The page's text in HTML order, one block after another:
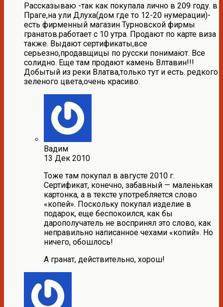
Рассказываю -так как покупала лично в 209 году. в
Праге,на ули Длуха(дом где то 12-20 нумерации)-
есть фирменный магазин Турновской фирмы
гранатов.работает с 10 утра. Продают по карте виза
также. Выдают сертификаты,все
серьезно,продавщицы по русски понимают. Все
солидно. Еще там продают камень Влтавин!!!
Добытый из реки Влатва,только тут и есть. редкого
зеленого цвета,очень красиво.
Вадим
13 Дек 2010
Тоже там покупал в августе 2010 г.
Сертификат, конечно, забавный — маленькая
картонка, а в тексте употребляется слово
«копей». Поскольку покупал изделие в
подарок, еще беспокоился, как бы
дарополучатель не воспринял это слово, как
неправильно написанное чехами «копий». Но
ничего, обошлось!
А гранат, действительно, хорош!